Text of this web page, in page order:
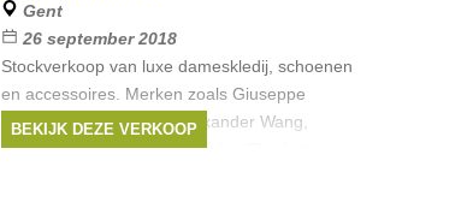
Gent
26 september 2018
Stockverkoop van luxe dameskledij, schoenen
en accessoires. Merken zoals Giuseppe
Zanotti, Red Valentino, Alexander Wang,
Moschino, Patrizia Pepe, Pinko, Elisabetta
BEKIJK DEZE VERKOOP